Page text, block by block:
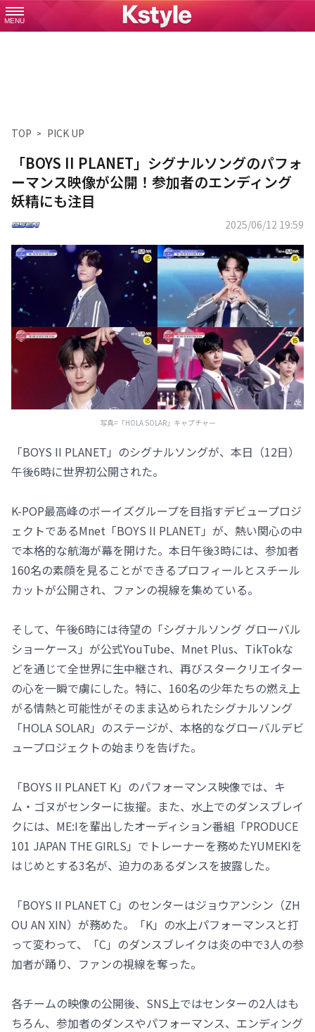
MENU
TOP PICK UP
「BOYS II PLANET」シグナルソングのパフォ
ーマンス映像が公開！参加者のエンディング
妖精にも注目
2025/06/12 19:59
写真=「HOLA SOLAR」キャプチャー
「BOYS II PLANET」のシグナルソングが、本日（12日）
午後6時に世界初公開された。
K-POP最高峰のボーイズグループを目指すデビュープロジ
ェクトであるMnet「BOYS II PLANET」が、熱い関心の中
で本格的な航海が幕を開けた。本日午後3時には、参加者
160名の素顔を見ることができるプロフィールとスチール
カットが公開され、ファンの視線を集めている。
そして、午後6時には待望の「シグナルソング グローバル
ショーケース」が公式YouTube、Mnet Plus、TikTokな
どを通じて全世界に生中継され、再びスタークリエイター
の心を一瞬で虜にした。特に、160名の少年たちの燃え上
がる情熱と可能性がそのまま込められたシグナルソング
「HOLA SOLAR」のステージが、本格的なグローバルデビ
ュープロジェクトの始まりを告げた。
「BOYS II PLANET K」のパフォーマンス映像では、キ
ム・ゴヌがセンターに抜擢。また、水上でのダンスブレイ
クには、ME:Iを輩出したオーディション番組「PRODUCE
101 JAPAN THE GIRLS」でトレーナーを務めたYUMEKIを
はじめとする3名が、迫力のあるダンスを披露した。
「BOYS II PLANET C」のセンターはジョウアンシン（ZH
OU AN XIN）が務めた。「K」の水上パフォーマンスと打
って変わって、「C」のダンスブレイクは炎の中で3人の参
加者が踊り、ファンの視線を奪った。
各チームの映像の公開後、SNS上ではセンターの2人はも
ちろん、参加者のダンスやパフォーマンス、エンディング